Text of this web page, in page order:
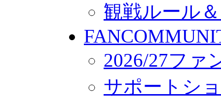
観戦ルール
2026/27ファ
サポートシ